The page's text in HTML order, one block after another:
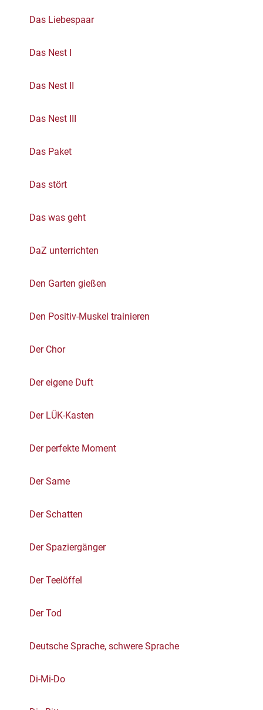
Das Liebespaar
Das Nest I
Das Nest II
Das Nest III
Das Paket
Das stört
Das was geht
DaZ unterrichten
Den Garten gießen
Den Positiv-Muskel trainieren
Der Chor
Der eigene Duft
Der LÜK-Kasten
Der perfekte Moment
Der Same
Der Schatten
Der Spaziergänger
Der Teelöffel
Der Tod
Deutsche Sprache, schwere Sprache
Di-Mi-Do